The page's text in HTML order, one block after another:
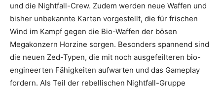
und die Nightfall-Crew. Zudem werden neue Waffen und
bisher unbekannte Karten vorgestellt, die für frischen
Wind im Kampf gegen die Bio-Waffen der bösen
Megakonzern Horzine sorgen. Besonders spannend sind
die neuen Zed-Typen, die mit noch ausgefeilteren bio-
engineerten Fähigkeiten aufwarten und das Gameplay
fordern. Als Teil der rebellischen Nightfall-Gruppe